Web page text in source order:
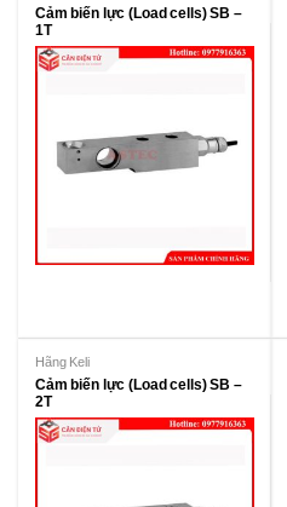
Cảm biến lực (Load cells) SB –
1T
Hãng Keli
Cảm biến lực (Load cells) SB –
2T